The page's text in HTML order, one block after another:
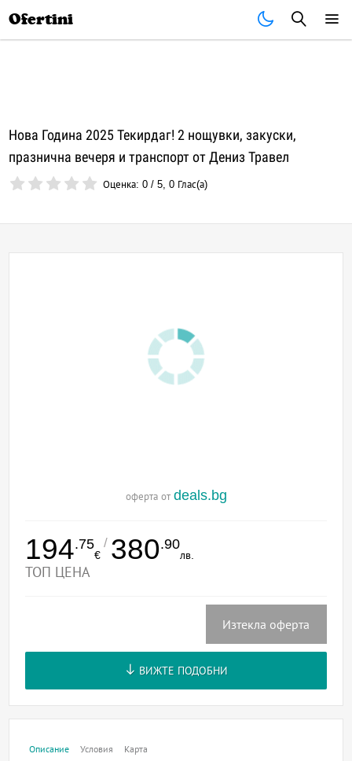
Ofertini
Нова Година 2025 Текирдаг! 2 нощувки, закуски,
празнична вечеря и транспорт от Дениз Травел
Оценка:0 /5,0 Глас(а)
оферта от deals.bg
194.75
€
/ 380.90
лв.
ТОП ЦЕНА
Изтекла оферта
ВИЖТЕ ПОДОБНИ
Описание Условия Карта